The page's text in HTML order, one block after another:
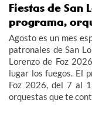
Fiestas de San
programa,
Agosto es un mes
patronales de San
Lorenzo de Foz
lugar los fuegos. El
Foz 2026, del 7 al
orquestas que te